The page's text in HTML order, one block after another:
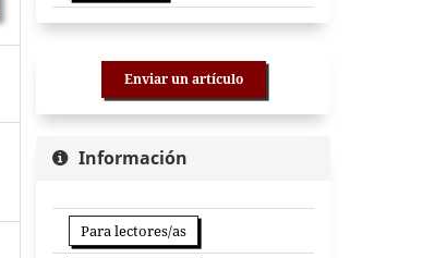
Enviar un artículo
Información
Para lectores/as